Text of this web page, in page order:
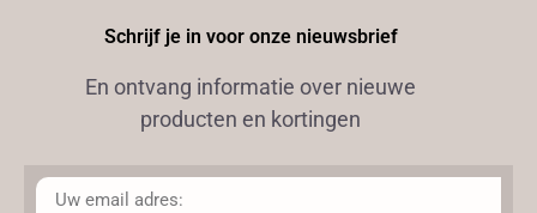
Schrijf je in voor onze nieuwsbrief
En ontvang informatie over nieuwe
producten en kortingen